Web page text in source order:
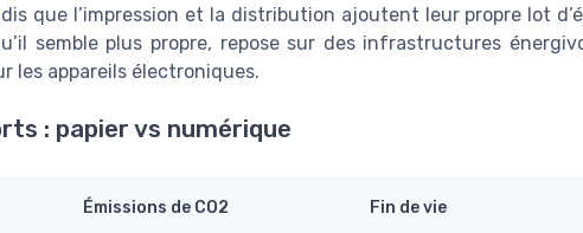
que l’impression et la distribution ajoutent leur propre lot
semble plus propre, repose sur des infrastructures
les appareils électroniques.
: papier vs numérique
Émissions de CO2 Fin de vie